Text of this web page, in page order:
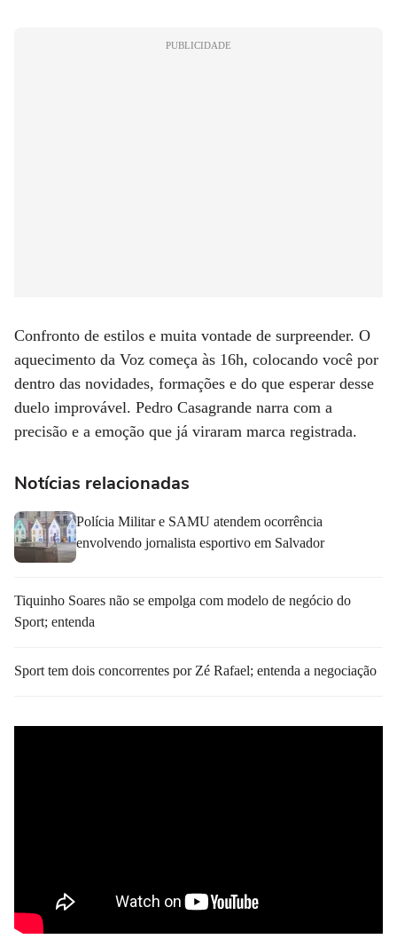
PUBLICIDADE
Confronto de estilos e muita vontade de surpreender. O
aquecimento da Voz começa às 16h, colocando você por
dentro das novidades, formações e do que esperar desse
duelo improvável. Pedro Casagrande narra com a
precisão e a emoção que já viraram marca registrada.
Notícias relacionadas
Polícia Militar e SAMU atendem ocorrência
envolvendo jornalista esportivo em Salvador
Tiquinho Soares não se empolga com modelo de negócio do
Sport; entenda
Sport tem dois concorrentes por Zé Rafael; entenda a negociação